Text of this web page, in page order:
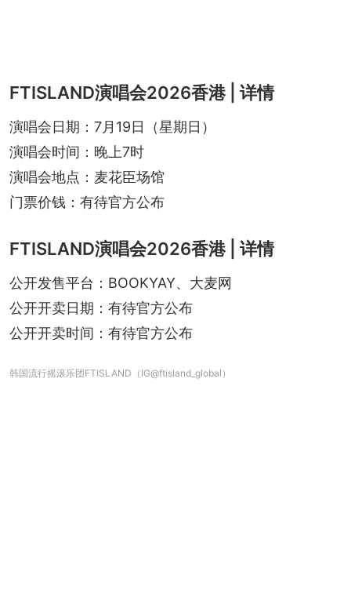
FTISLAND演唱会2026香港 | 详情
演唱会日期：7月19日（星期日）
演唱会时间：晚上7时
演唱会地点：麦花臣场馆
门票价钱：有待官方公布
FTISLAND演唱会2026香港 | 详情
公开发售平台：BOOKYAY、大麦网
公开开卖日期：有待官方公布
公开开卖时间：有待官方公布
韩国流行摇滚乐团FTISLAND（IG@ftisland_global）